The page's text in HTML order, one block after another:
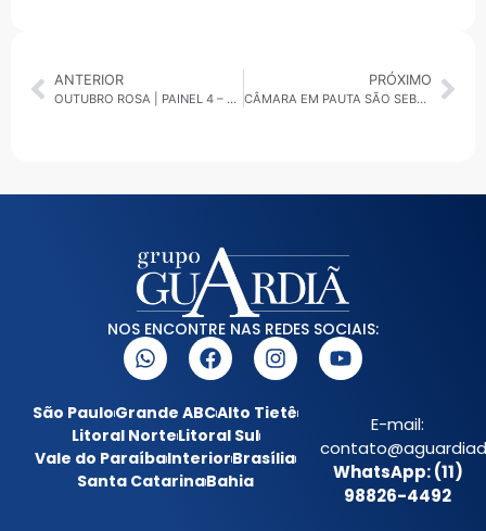
ANTERIOR
OUTUBRO ROSA | PAINEL 4 – A IMPORTÂNCIA DA REDE DE APOIO DURANTE O TRATAMENTO DE CÂNCER
PRÓXIMO
CÂMARA EM PAUTA SÃO SEBASTIÃO: AUDIÊNCIA PÚBLICA DISCUTE ORÇAMENTO MUNICIPAL DE 2026
NOS ENCONTRE NAS REDES SOCIAIS:
São PauloGrande ABCAlto Tietê
Litoral NorteLitoral Sul
Vale do ParaíbaInteriorBrasília
Santa CatarinaBahia
E-mail:
WhatsApp: (11)
98826-4492